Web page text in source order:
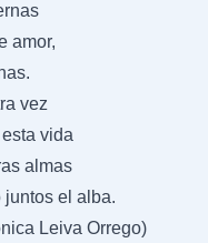
amor,
vez
vida
almas
juntos el alba.
Leiva Orrego)